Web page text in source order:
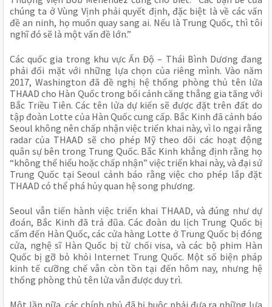
chúng ta ở Vùng Vịnh phải quyết định, đặc biệt là về các vấn
đề an ninh, họ muốn quay sang ai. Nếu là Trung Quốc, thì tôi
nghĩ đó sẽ là một vấn đề lớn.”
Các quốc gia trong khu vực Ấn Độ – Thái Bình Dương đang
phải đối mặt với những lựa chọn của riêng mình. Vào năm
2017, Washington đã đề nghị hệ thống phòng thủ tên lửa
THAAD cho Hàn Quốc trong bối cảnh căng thẳng gia tăng với
Bắc Triều Tiên. Các tên lửa dự kiến sẽ được đặt trên đất do
tập đoàn Lotte của Hàn Quốc cung cấp. Bắc Kinh đã cảnh báo
Seoul không nên chấp nhận việc triển khai này, vì lo ngại rằng
radar của THAAD sẽ cho phép Mỹ theo dõi các hoạt động
quân sự bên trong Trung Quốc. Bắc Kinh khẳng định rằng họ
“không thể hiểu hoặc chấp nhận” việc triển khai này, và đại sứ
Trung Quốc tại Seoul cảnh báo rằng việc cho phép lắp đặt
THAAD có thể phá hủy quan hệ song phương.
Seoul vẫn tiến hành việc triển khai THAAD, và đúng như dự
đoán, Bắc Kinh đã trả đũa. Các đoàn du lịch Trung Quốc bị
cấm đến Hàn Quốc, các cửa hàng Lotte ở Trung Quốc bị đóng
cửa, nghệ sĩ Hàn Quốc bị từ chối visa, và các bộ phim Hàn
Quốc bị gỡ bỏ khỏi Internet Trung Quốc. Một số biện pháp
kinh tế cưỡng chế vẫn còn tồn tại đến hôm nay, nhưng hệ
thống phòng thủ tên lửa vẫn được duy trì.